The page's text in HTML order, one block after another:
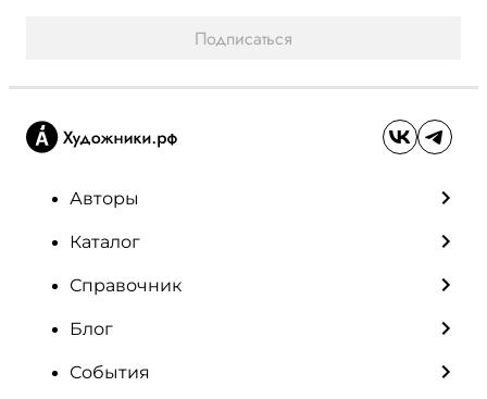
Подписаться
Авторы
Каталог
Справочник
Блог
События